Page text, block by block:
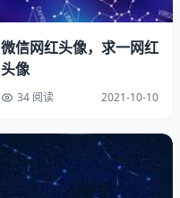
微信网红头像，求一网红
头像
34 阅读 2021-10-10